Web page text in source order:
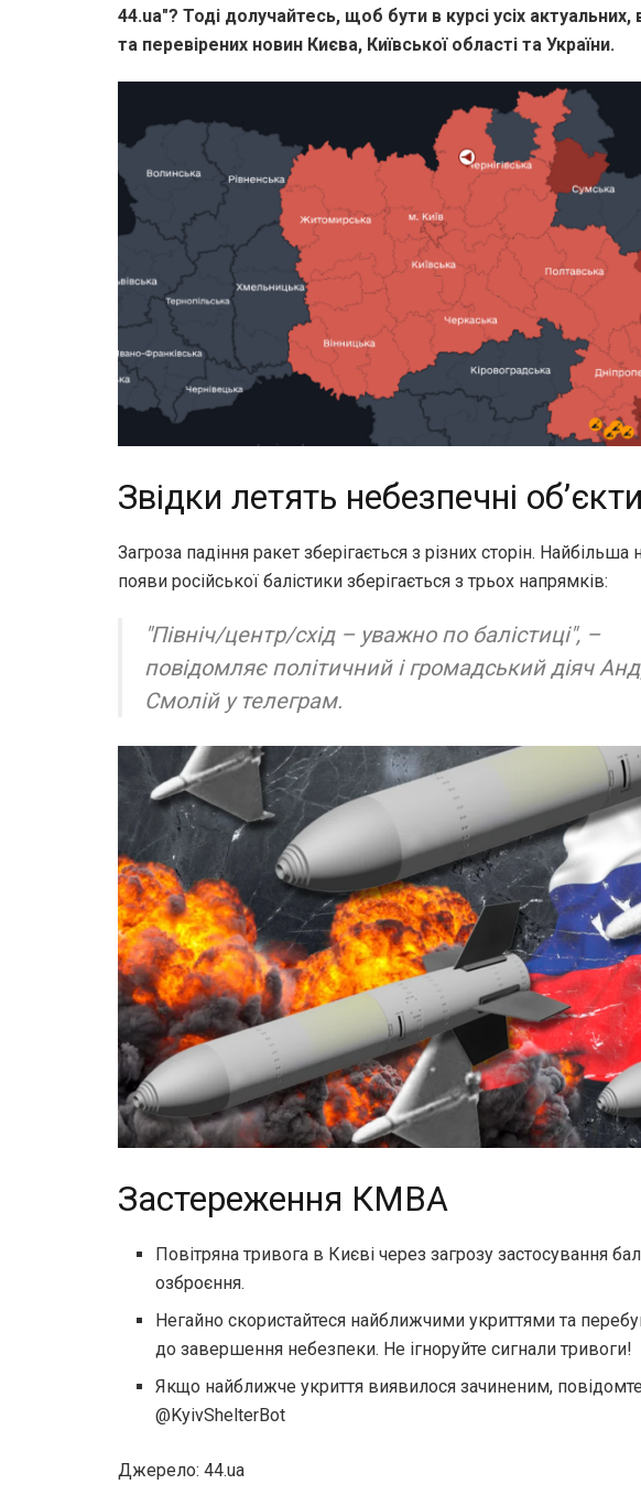
44.ua"? Тоді долучайтесь, щоб бути в курсі усіх
та перевірених новин Києва, Київської області та України.
Звідки летять небезпечні об’єкти
Загроза падіння ракет зберігається з різних сторін. Найбільша
появи російської балістики зберігається з трьох напрямків:
"Північ/центр/схід – уважно по балістиці", –
повідомляє політичний і громадський діяч
Смолій у телеграм.
Застереження КМВА
Повітряна тривога в Києві через загрозу застосування
озброєння.
Негайно скористайтеся найближчими укриттями та
до завершення небезпеки. Не ігноруйте сигнали тривоги!
Якщо найближче укриття виявилося зачиненим,
@KyivShelterBot
Джерело: 44.ua